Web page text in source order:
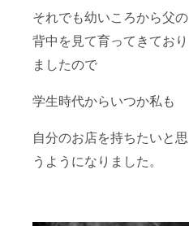
それでも幼いころから父の
背中を見て育ってきており
ましたので
学生時代からいつか私も
自分のお店を持ちたいと思
うようになりました。